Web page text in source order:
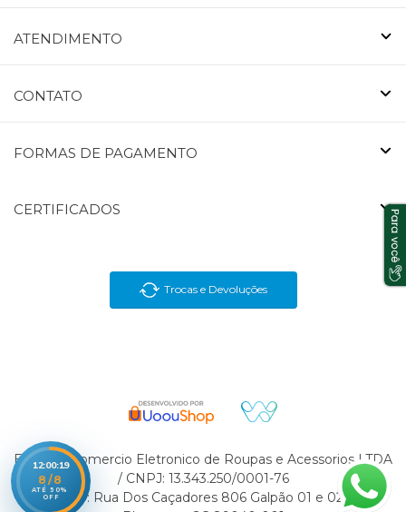
ATENDIMENTO
CONTATO
FORMAS DE PAGAMENTO
CERTIFICADOS
Trocas e Devoluções
En Brasil Comercio Eletronico de Roupas e Acessorios LTDA
/ CNPJ: 13.343.250/0001-76
Endereço: Rua Dos Caçadores 806 Galpão 01 e 02 Velha
12:00:19
8/8
ATÉ 50%
OFF